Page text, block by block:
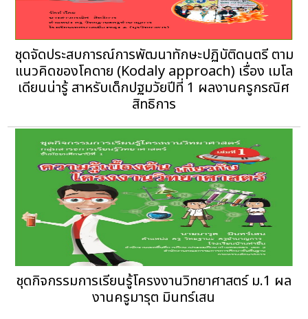
ชุดจัดประสบการณ์การพัฒนาทักษะปฏิบัติดนตรี ตาม
แนวคิดของโคดาย (Kodaly approach) เรื่อง เมโล
เดียนน่ารู้ สาหรับเด็กปฐมวัยปีที่ 1 ผลงานครูกรณิศ
สิทธิการ
ชุดกิจกรรมการเรียนรู้โครงงานวิทยาศาสตร์ ม.1 ผล
งานครูมารุต มินทร์เสน